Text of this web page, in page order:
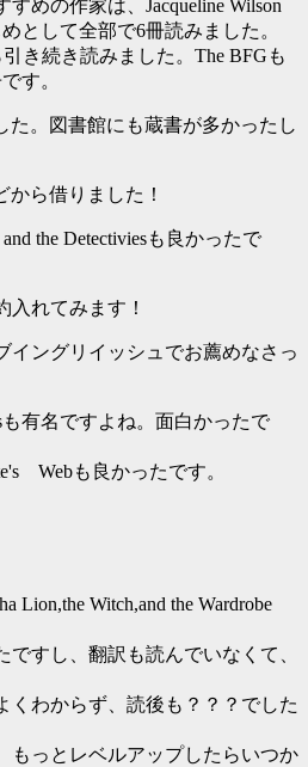
めの作家は、Jacqueline Wilson
として全部で6冊読みました。
き続き読みました。The BFGも
す。
た。図書館にも蔵書が多かったし
から借りました！
the Detectiviesも良かったで
入れてみます！
イングリイッシュでお薦めなさっ
も有名ですよね。面白かったで
Webも良かったです。
Lion,the Witch,and the Wardrobe
ですし、翻訳も読んでいなくて、
くわからず、読後も？？？でした
もっとレベルアップしたらいつか